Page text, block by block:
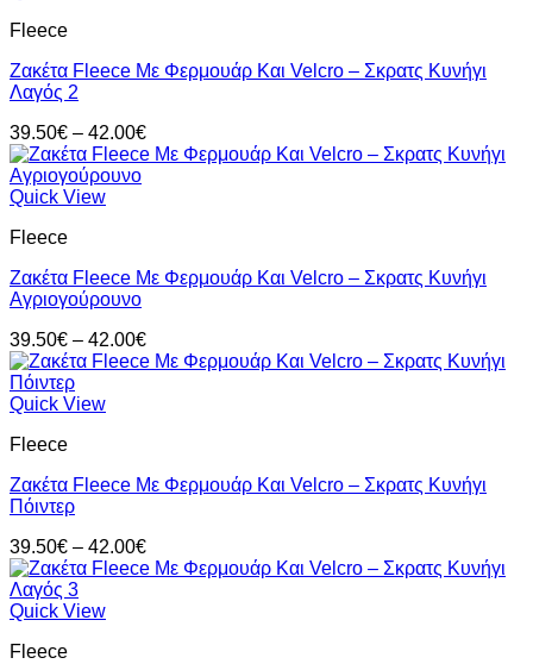
Fleece
Ζακέτα Fleece Με Φερμουάρ Και Velcro – Σκρατς Κυνήγι
Λαγός 2
39.50€ – 42.00€Price
range:
Quick View
Fleece
Ζακέτα Fleece Με Φερμουάρ Και Velcro – Σκρατς Κυνήγι
Αγριογούρουνο
39.50€ – 42.00€Price
range:
Quick View
Fleece
Ζακέτα Fleece Με Φερμουάρ Και Velcro – Σκρατς Κυνήγι
Πόιντερ
39.50€ – 42.00€Price
range:
Quick View
Fleece